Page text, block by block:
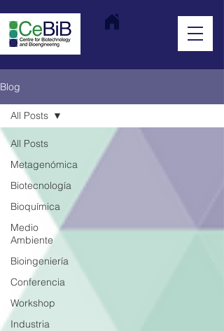
Blog
All Posts
Metagenómica
Biotecnología
Bioquímica
Medio
Ambiente
Bioingeniería
Conferencia
Workshop
Industria
All Posts